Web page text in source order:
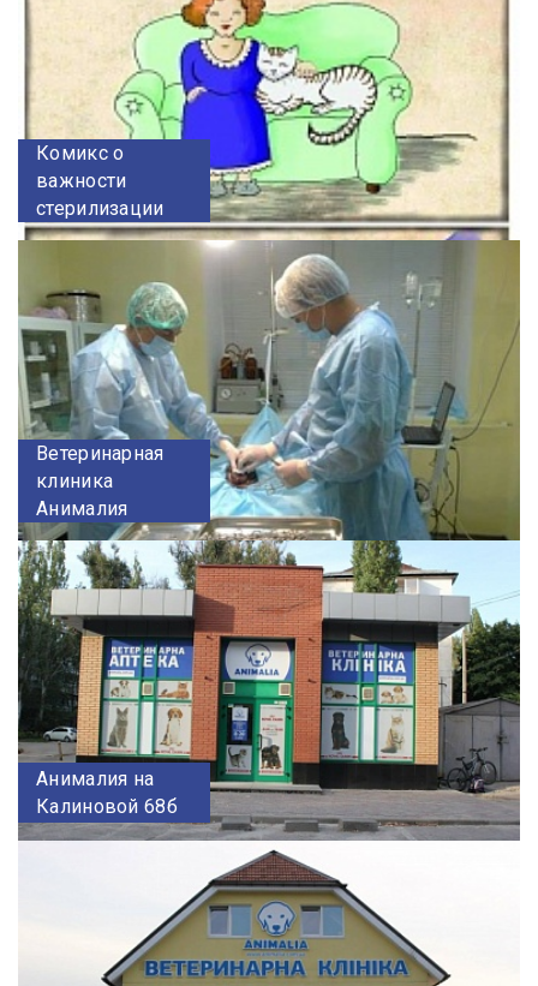
Комикс о
важности
стерилизации
Ветеринарная
клиника
Анималия
Анималия на
Калиновой 68б